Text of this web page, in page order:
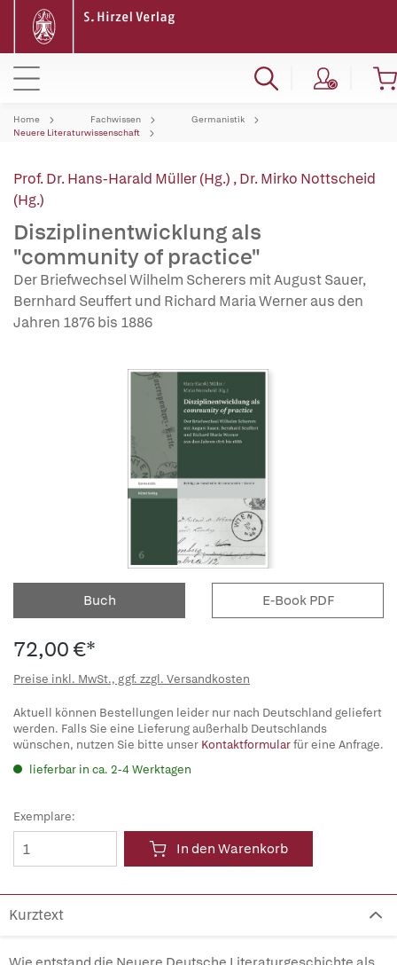
Home Fachwissen
Germanistik
Neuere Literaturwissenschaft
Prof. Dr. Hans-Harald Müller (Hg.) ,Dr. Mirko Nottscheid
(Hg.)
Disziplinentwicklung als
"community of practice"
Der Briefwechsel Wilhelm Scherers mit August Sauer,
Bernhard Seuffert und Richard Maria Werner aus den
Jahren 1876 bis 1886
Buch E-Book PDF
72,00 €*
Preise inkl. MwSt., ggf. zzgl. Versandkosten
Aktuell können Bestellungen leider nur nach Deutschland geliefert
werden. Falls Sie eine Lieferung außerhalb Deutschlands
wünschen, nutzen Sie bitte unser Kontaktformularfür eine Anfrage.
lieferbar in ca. 2-4 Werktagen
Exemplare:
In den Warenkorb
Kurztext